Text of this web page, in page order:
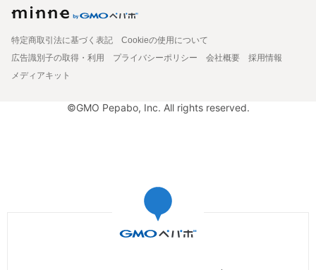
特定商取引法に基づく表記
Cookieの使用について
広告識別子の取得・利用
プライバシーポリシー 会社概要
採用情報
メディアキット
©GMO Pepabo, Inc. All rights reserved.